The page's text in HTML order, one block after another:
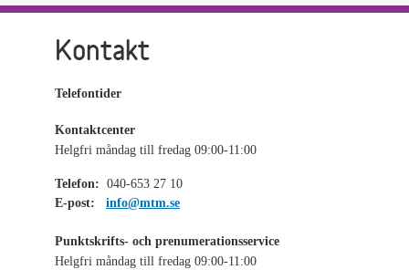
Kontakt
Telefontider
Kontaktcenter
Helgfri måndag till fredag 09:00-11:00
Telefon: 040-653 27 10
E-post:
info@mtm.se
Punktskrifts- och prenumerationsservice
Helgfri måndag till fredag 09:00-11:00